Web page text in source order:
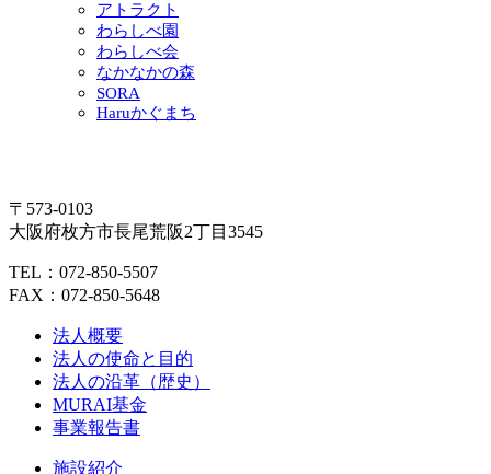
アトラクト
わらしべ園
わらしべ会
なかなかの森
SORA
Haruかぐまち
〒573-0103
大阪府枚方市長尾荒阪2丁目3545
TEL：072-850-5507
FAX：072-850-5648
法人概要
法人の使命と目的
法人の沿革（歴史）
MURAI基金
事業報告書
施設紹介